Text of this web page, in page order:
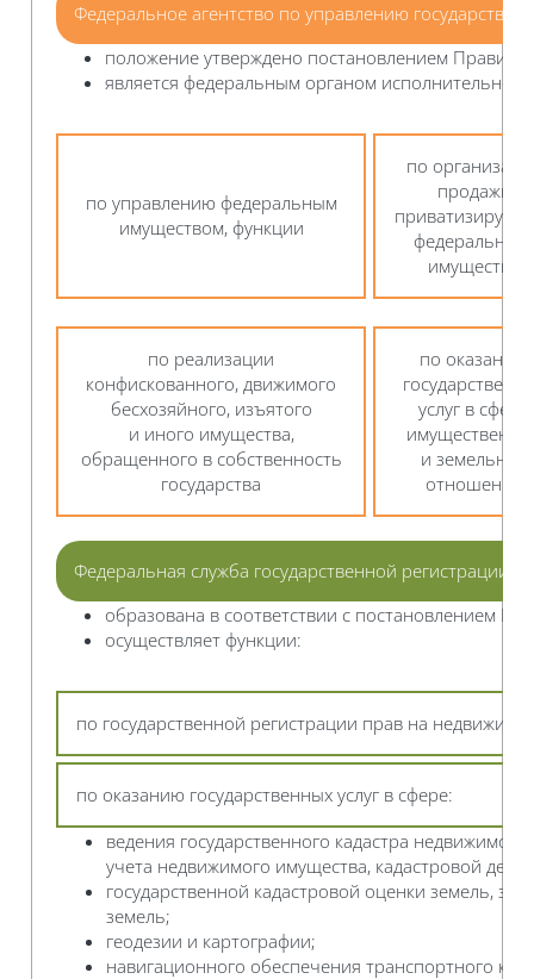
Федеральное агентство по управлению
положение утверждено постановлением
является федеральным органом
по управлению федеральным
имуществом, функции
по
продажи
федерального
имущества
по реализации
конфискованного, движимого
бесхозяйного, изъятого
и иного имущества,
обращенного в собственность
государства
по оказанию
услуг в сфере
и земельных
отношений
Федеральная служба государственной регистрации,
образована в соответствии с постановлением
осуществляет функции:
по государственной регистрации прав на
по оказанию государственных услуг в сфере:
ведения государственного кадастра
учета недвижимого имущества, кадастровой
государственной кадастровой оценки земель,
земель;
геодезии и картографии;
навигационного обеспечения транспортного